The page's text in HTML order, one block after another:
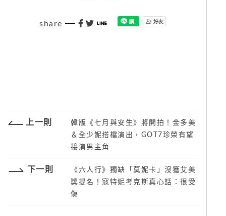
share
上一則
韓版《七月與安生》將開拍！金多美
＆全少妮搭檔演出，GOT7珍榮有望
接演男主角
下一則
《六人行》獨缺「莫妮卡」沒獲艾美
獎提名！寇特妮考克斯真心話：很受
傷